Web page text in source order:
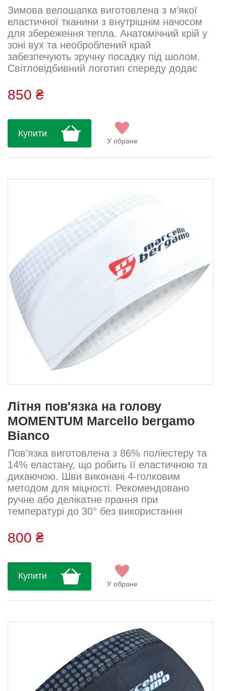
Зимова велошапка виготовлена з м’якої
еластичної тканини з внутрішнім начосом
для збереження тепла. Анатомічний крій у
зоні вух та необроблений край
забезпечують зручну посадку під шолом.
Світловідбивний логотип спереду додає
нейлон, 15% еластан....
850 ₴
Купити
У обране
Літня пов'язка на голову
MOMENTUM Marcello bergamo
Bianco
Пов’язка виготовлена з 86% поліестеру та
14% еластану, що робить її еластичною та
дихаючою. Шви виконані 4-голковим
методом для міцності. Рекомендовано
ручне або делікатне прання при
температурі до 30° без використання
прасування. Ідеальна для літніх тренувань
і активного відпочинку....
800 ₴
Купити
У обране